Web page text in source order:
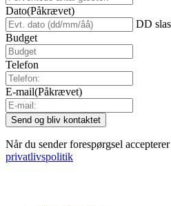
Dato(Påkrævet)
DD
Budget
Telefon
E-mail(Påkrævet)
Når du sender forespørgsel
privatlivspolitik